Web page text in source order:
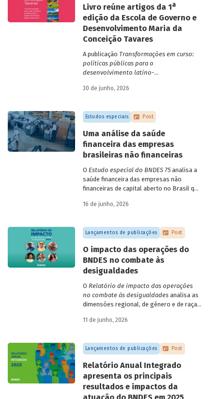
Livro reúne artigos da 1a
edição da Escola de Governo e
Desenvolvimento Maria da
Conceição Tavares
A publicação Transformações em curso:
políticas públicas para o
desenvolvimento latino-
da Escola de Governo e Desenvolvimento
30 de junho, 2026
Estudos especiais Post
Uma análise da saúde
financeira das empresas
brasileiras não financeiras
O Estudo especial do BNDES 75analisa a
saúde financeira das empresas não
financeiras de capital aberto no Brasil que
valores. Para isso, parte de uma amostra
de finanças e seguros – e de quatro
dimensões: lucratividade, solvência,
16 de junho, 2026
Lançamentos de publicações Post
O impacto das operações do
BNDES no combate às
desigualdades
O Relatório de impacto das operações
no combate às desigualdadesanalisa as
dimensões regional, de gênero e de raça,
desigualdade de renda no Brasil, no
BNDES.
11 de junho, 2026
Lançamentos de publicações Post
Relatório Anual Integrado
apresenta os principais
resultados e impactos da